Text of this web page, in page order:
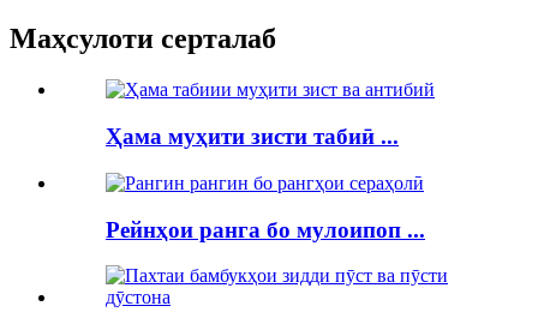
Маҳсулоти серталаб
Ҳама муҳити зисти табиӣ ...
Рейнҳои ранга бо мулоипоп ...